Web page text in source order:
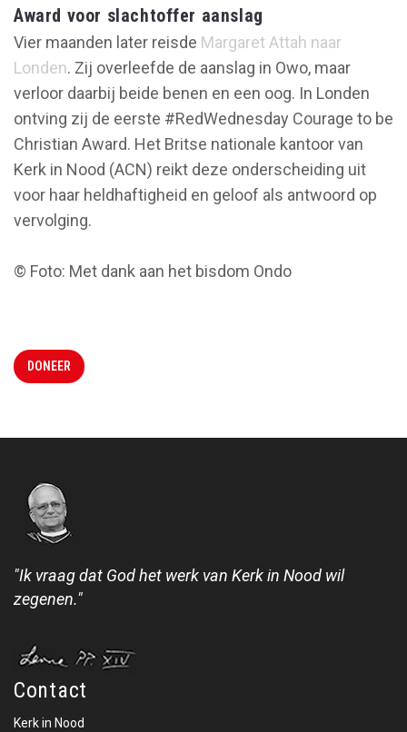
Award voor slachtoffer aanslag
Vier maanden later reisde Margaret Attah naar
Londen. Zij overleefde de aanslag in Owo, maar
verloor daarbij beide benen en een oog. In Londen
ontving zij de eerste #RedWednesday Courage to be
Christian Award. Het Britse nationale kantoor van
Kerk in Nood (ACN) reikt deze onderscheiding uit
voor haar heldhaftigheid en geloof als antwoord op
vervolging.
© Foto: Met dank aan het bisdom Ondo
DONEER
"Ik vraag dat God het werk van Kerk in Nood wil
zegenen."
Contact
Kerk in Nood